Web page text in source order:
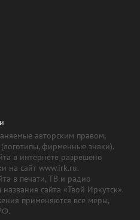
авторским правом,
фирменные знаки).
в интернете разрешено
на сайт www.irk.ru.
в печати, ТВ и радио
сайта «Твой Иркутск».
применяются все меры,